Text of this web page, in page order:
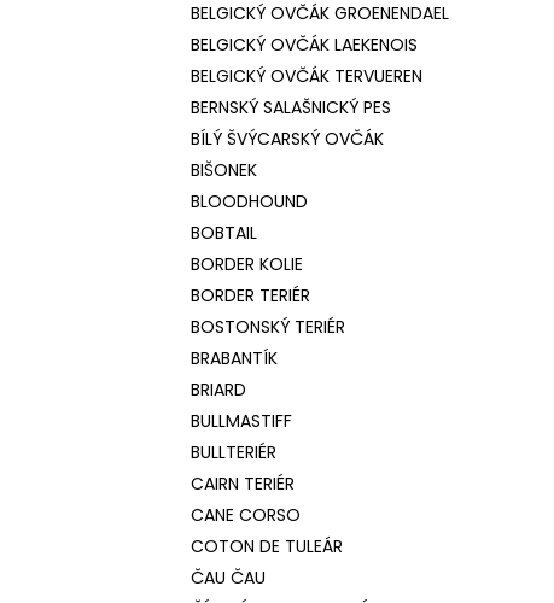
BELGICKÝ OVČÁK GROENENDAEL
BELGICKÝ OVČÁK LAEKENOIS
BELGICKÝ OVČÁK TERVUEREN
BERNSKÝ SALAŠNICKÝ PES
BÍLÝ ŠVÝCARSKÝ OVČÁK
BIŠONEK
BLOODHOUND
BOBTAIL
BORDER KOLIE
BORDER TERIÉR
BOSTONSKÝ TERIÉR
BRABANTÍK
BRIARD
BULLMASTIFF
BULLTERIÉR
CAIRN TERIÉR
CANE CORSO
COTON DE TULEÁR
ČAU ČAU